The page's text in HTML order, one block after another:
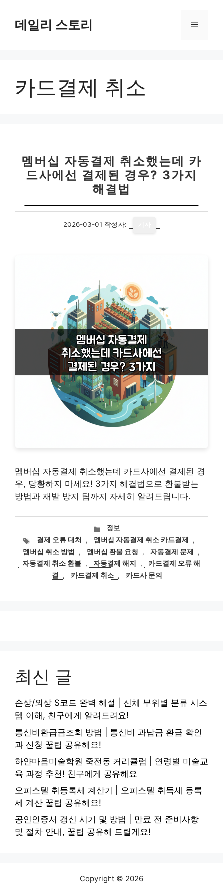
데일리 스토리 메
카드결제 취소
멤버십 자동결제 취소했는데 카
드사에선 결제된 경우? 3가지
해결법
2026-03-01 작성자:
멤버십 자동결제 취소했는데 카드사에선 결제된 경
우, 당황하지 마세요! 3가지 해결법으로 환불받는
방법과 재발 방지 팁까지 자세히 알려드립니다.
카
테
고
리
정보
태
그
결제 오류 대처 , 멤버십 자동결제 취소 카드결제
,
멤버십 취소 방법
, 멤버십 환불 요청 , 자동결제 문제
,
자동결제 취소 환불 , 자동결제 해지 ,
카드결제 오류 해
결
, 카드결제 취소 , 카드사 문의
최신 글
손상/외상 S코드 완벽 해설 | 신체 부위별 분류 시스
템 이해, 친구에게 알려드려요!
통신비환급금조회 방법 | 통신비 과납금 환급 확인
과 신청 꿀팁 공유해요!
하얀마음미술학원 죽전동 커리큘럼 | 연령별 미술교
육 과정 추천! 친구에게 공유해요
오피스텔 취등록세 계산기 | 오피스텔 취득세 등록
세 계산 꿀팁 공유해요!
공인인증서 갱신 시기 및 방법 | 만료 전 준비사항
및 절차 안내, 꿀팁 공유해 드릴게요!
Copyright © 2026